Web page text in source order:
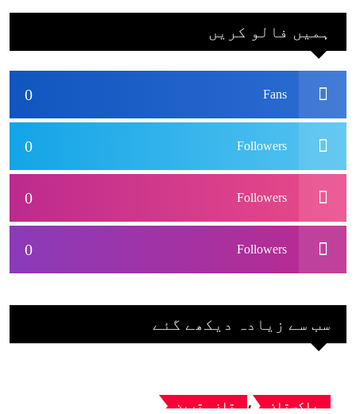
بھارتی ٹیم پاکستان
نہ آئے، محسن نقوی
ہمیں فالو کریں
0 Fans
0 Followers
0 Followers
0 Followers
سب سے زیادہ دیکھے گئے
پاکستان , تازہ ترین